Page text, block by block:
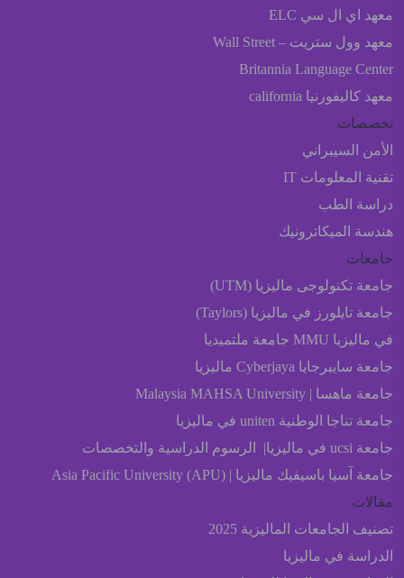
معهد اي ال سي ELC
معهد وول ستريت – Wall Street
Britannia Language Center
معهد كاليفورنيا california
تخصصات
الأمن السيبراني
تقنية المعلومات IT
دراسة الطب
هندسة الميكاترونيك
جامعات
جامعة تكنولوجى ماليزيا (UTM)
جامعة تايلورز في ماليزيا (Taylors)
في ماليزيا MMU جامعة ملتميديا
جامعة سايبرجايا Cyberjaya ماليزيا
جامعة ماهسا | Malaysia MAHSA University
جامعة تناجا الوطنية uniten في ماليزيا
جامعة ucsi في ماليزيا| الرسوم الدراسية والتخصصات
جامعة آسيا باسيفيك ماليزيا | Asia Pacific University (APU)
مقالات
تصنيف الجامعات الماليزية 2025
الدراسة في ماليزيا